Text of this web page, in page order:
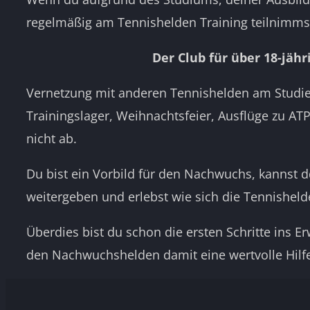
regelmäßig am Tennishelden Training
Der Club für über 18-
Vernetzung mit anderen Tennishelden am
Trainingslager, Weihnachtsfeier, Ausflüge zu
nicht ab.
Du bist ein Vorbild für den Nachwuchs, kannst
weitergeben und erlebst wie sich die
Überdies bist du schon die ersten Schritte ins
den Nachwuchshelden damit eine wertvolle